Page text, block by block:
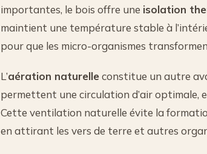
importantes, le bois offre une isolation
maintient une température stable à
pour que les micro-organismes
L’aération naturelleconstitue un autre
permettent une circulation d’air optimale,
Cette ventilation naturelle évite la
en attirant les vers de terre et autres